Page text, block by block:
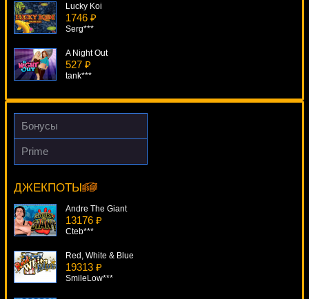
Lucky Koi
1746 ₽
Serg***
A Night Out
527 ₽
tank***
Sin City Nights
596 ₽
Break Da Bank Again
334 ₽
number***
Бонусы
Prime
ДЖЕКПОТЫ
Boom Brothers
Panamer***
Andre The Giant
13176 ₽
Cteb***
Red, White & Blue
19313 ₽
SmileLow***